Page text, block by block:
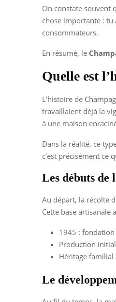
On constate souvent
chose importante : tu
consommateurs.
En résumé, le
Quelle est
L’histoire de
travaillaient déjà la
à une maison
Dans la réalité, ce
c’est précisément ce
Les débuts de
Au départ, la récolte
Cette base artisanale
1945 :
Production
Héritage
Le